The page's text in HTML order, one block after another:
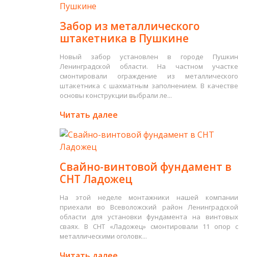
Забор из металлического
штакетника в Пушкине
Новый забор установлен в городе Пушкин
Ленинградской области. На частном участке
смонтировали ограждение из металлического
штакетника с шахматным заполнением. В качестве
основы конструкции выбрали ле...
Читать далее
Свайно-винтовой фундамент в
СНТ Ладожец
На этой неделе монтажники нашей компании
приехали во Всеволожский район Ленинградской
области для установки фундамента на винтовых
сваях. В СНТ «Ладожец» смонтировали 11 опор с
металлическими оголовк...